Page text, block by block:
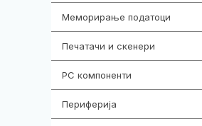
Меморирање податоци
Печатачи и скенери
PC компоненти
Периферија